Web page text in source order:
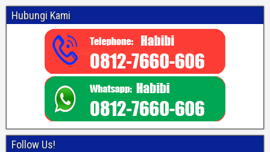
Hubungi Kami
Follow Us!